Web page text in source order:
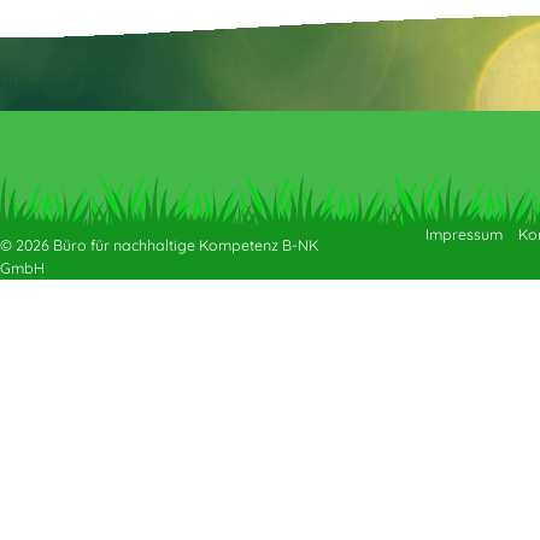
© 2026 Büro für nachhaltige Kompetenz B-NK
GmbH
Impressum